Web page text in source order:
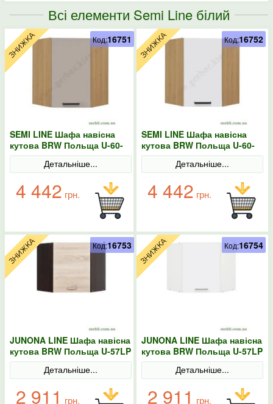
Всі елементи Semi Line білий
SEMI LINE Шафа навісна
кутова BRW Польща U-60-
72 конго
Детальніше...
4 442 грн.
Код:16751
SEMI LINE Шафа навісна
кутова BRW Польща U-60-
72 біла
Детальніше...
4 442 грн.
Код:16752
JUNONA LINE Шафа навісна
кутова BRW Польща U-57LP
Сонома
Детальніше...
2 911 грн.
Код:16753
JUNONA LINE Шафа навісна
кутова BRW Польща U-57LP
біла
Детальніше...
2 911 грн.
Код:16754